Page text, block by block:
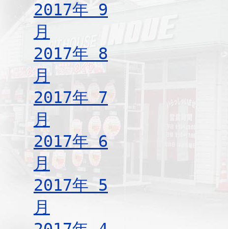
2017年 9
月
2017年 8
月
2017年 7
月
2017年 6
月
2017年 5
月